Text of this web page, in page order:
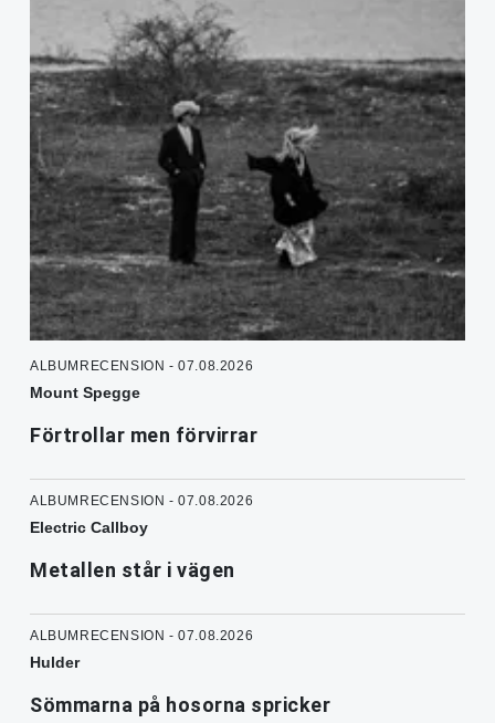
ALBUMRECENSION - 07.08.2026
Mount Spegge
Förtrollar men förvirrar
ALBUMRECENSION - 07.08.2026
Electric Callboy
Metallen står i vägen
ALBUMRECENSION - 07.08.2026
Hulder
Sömmarna på hosorna spricker